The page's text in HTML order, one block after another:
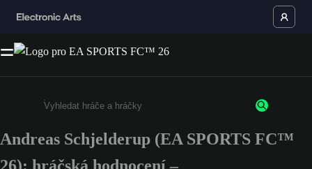
Enter a minimum of 3 characters or numbers
Andreas Schjelderup (EA SPORTS FC™